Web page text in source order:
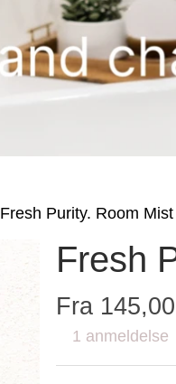
Fresh Purity. Room Mist
Fresh
Fra
1 anmeldelse